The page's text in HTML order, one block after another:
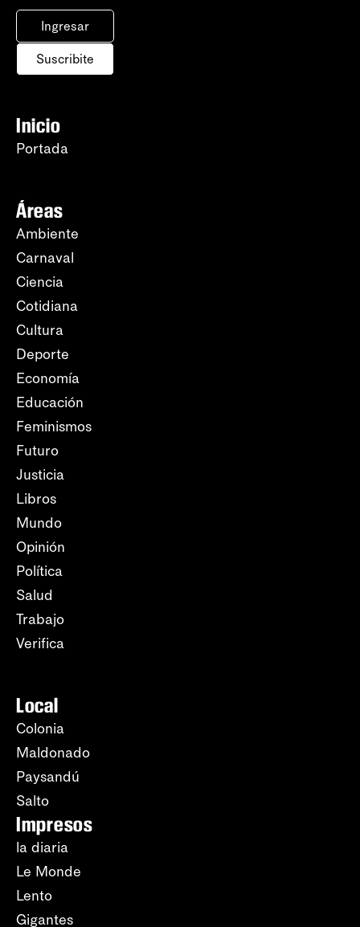
Ingresar
Suscribite
Inicio
Portada
Áreas
Ambiente
Carnaval
Ciencia
Cotidiana
Cultura
Deporte
Economía
Educación
Feminismos
Futuro
Justicia
Libros
Mundo
Opinión
Política
Salud
Trabajo
Verifica
Local
Colonia
Maldonado
Paysandú
Salto
Impresos
la diaria
Le Monde
Lento
Gigantes